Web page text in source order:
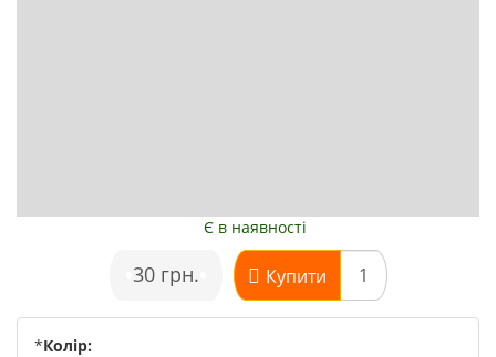
Є в наявності
30 грн. Купити
*Колір: